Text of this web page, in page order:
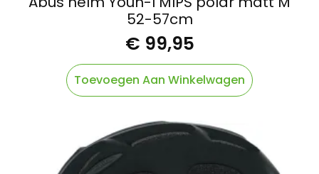
52-57cm
€ 99,95
Toevoegen Aan Winkelwagen